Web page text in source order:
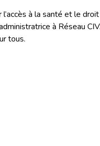
à la santé et le
à Réseau
tous.